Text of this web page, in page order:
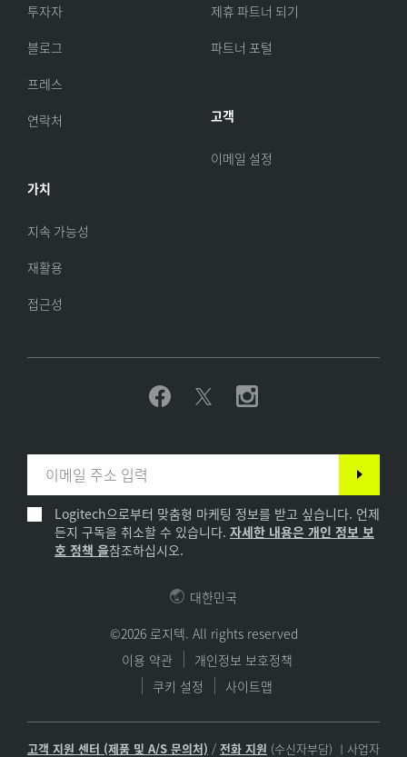
투자자
블로그
프레스
연락처
가치
지속 가능성
재활용
접근성
제휴 파트너 되기
파트너 포털
고객
이메일 설정
Logitech으로부터 맞춤형 마케팅 정보를 받고 싶습니다. 언제
든지 구독을 취소할 수 있습니다. 자세한 내용은 개인 정보 보
호 정책 을참조하십시오.
©2026 로지텍. All rights reserved
이용 약관
개인정보 보호정책
쿠키 설정
사이트맵
대한민국
고객 지원 센터 (제품 및 A/S 문의처) / 전화 지원 (수신자부담) ㅣ사업자